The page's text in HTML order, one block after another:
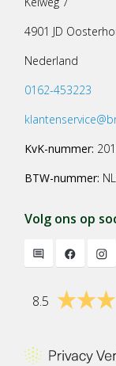
4901 JD
Nederland
0162-453223
KvK-nummer:
BTW-nummer:
Volg ons op
8.5